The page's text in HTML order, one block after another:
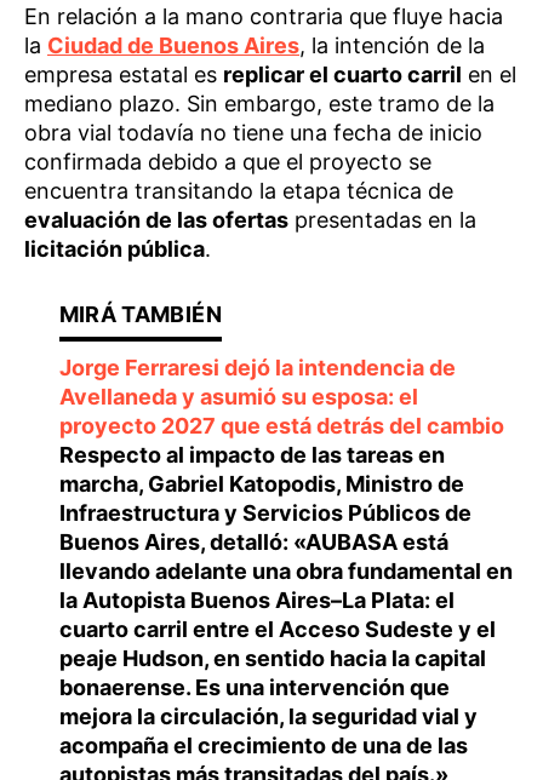
En relación a la mano contraria que fluye hacia
la Ciudad de Buenos Aires, la intención de la
empresa estatal es replicar el cuarto carril en el
mediano plazo. Sin embargo, este tramo de la
obra vial todavía no tiene una fecha de inicio
confirmada debido a que el proyecto se
encuentra transitando la etapa técnica de
evaluación de las ofertas presentadas en la
licitación pública.
Jorge Ferraresi dejó la intendencia de
Avellaneda y asumió su esposa: el
proyecto 2027 que está detrás del cambio
Respecto al impacto de las tareas en
marcha, Gabriel Katopodis, Ministro de
Infraestructura y Servicios Públicos de
Buenos Aires, detalló: «AUBASA está
llevando adelante una obra fundamental en
la Autopista Buenos Aires–La Plata: el
cuarto carril entre el Acceso Sudeste y el
peaje Hudson, en sentido hacia la capital
bonaerense. Es una intervención que
mejora la circulación, la seguridad vial y
acompaña el crecimiento de una de las
autopistas más transitadas del país.»